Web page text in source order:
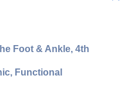
Foot & Ankle, 4th
Functional